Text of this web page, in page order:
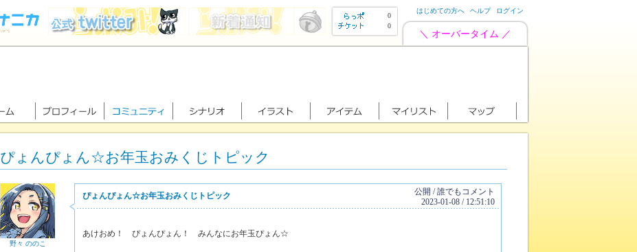
0
0
はじめての方へ ヘルプ ログイン
＼ オーバータイム ／
ぴょんぴょん☆お年玉おみくじトピック
野々 ののこ
ぴょんぴょん☆お年玉おみくじトピック
公開 / 誰でもコメント
2023-01-08 / 12:51:10
あけおめ！ ぴょんぴょん！ みんなにお年玉ぴょん☆